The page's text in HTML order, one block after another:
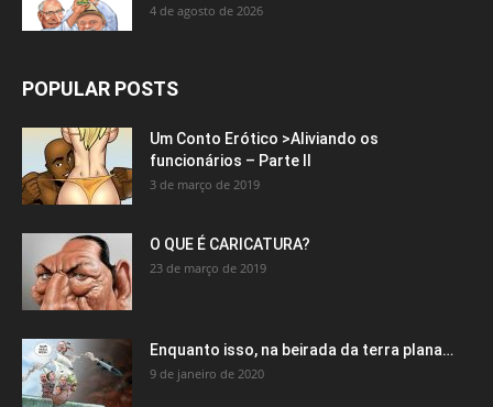
4 de agosto de 2026
POPULAR POSTS
Um Conto Erótico >Aliviando os
funcionários – Parte II
3 de março de 2019
O QUE É CARICATURA?
23 de março de 2019
Enquanto isso, na beirada da terra plana…
9 de janeiro de 2020